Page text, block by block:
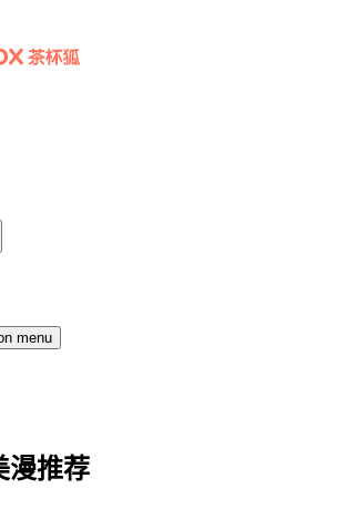
menu
漫推荐